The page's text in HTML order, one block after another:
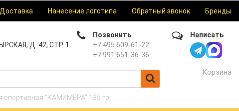
Доставка Нанесение логотипа Обратный звонок Бренды
Д. 42, СТР. 1
Позвонить
+7 495 609-61-22
+7 991 651-36-36
Написать
Корзина
спортивная "КАМИМЕРА" 135 гр